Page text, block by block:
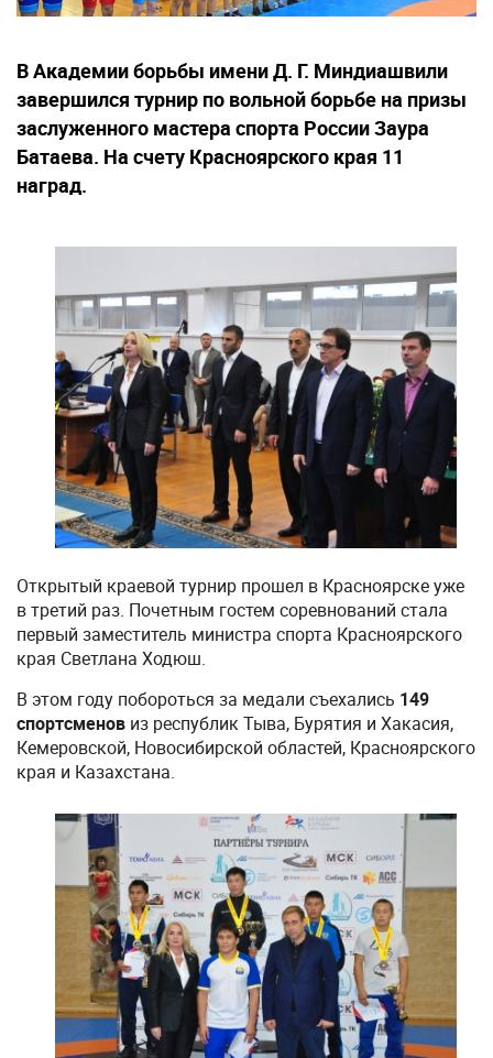
В Академии борьбы имени Д. Г. Миндиашвили
завершился турнир по вольной борьбе на призы
заслуженного мастера спорта России Заура
Батаева. На счету Красноярского края 11
наград.
Открытый краевой турнир прошел в Красноярске уже
в третий раз. Почетным гостем соревнований стала
первый заместитель министра спорта Красноярского
края Светлана Ходюш.
В этом году побороться за медали съехались 149
спортсменов из республик Тыва, Бурятия и Хакасия,
Кемеровской, Новосибирской областей, Красноярского
края и Казахстана.